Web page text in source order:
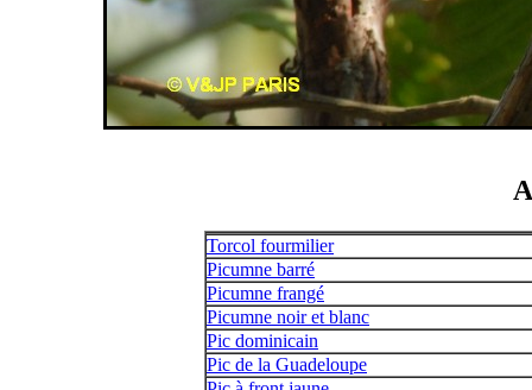
Torcol fourmilier
Picumne barré
Picumne frangé
Picumne noir et blanc
Pic dominicain
Pic de la Guadeloupe